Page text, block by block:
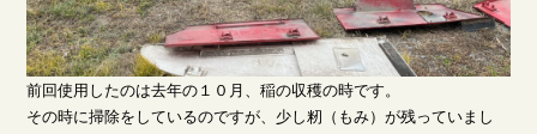
前回使用したのは去年の１０月、稲の収穫の時です。
その時に掃除をしているのですが、少し籾（もみ）が残っていまし